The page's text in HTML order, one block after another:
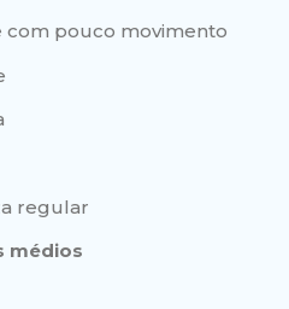
com pouco movimento
regular
médios